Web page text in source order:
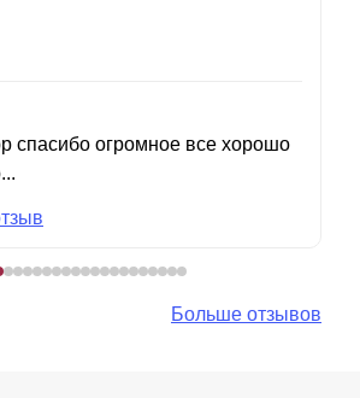
спасибо огромное все хорошо
Больше отзывов